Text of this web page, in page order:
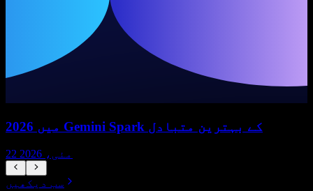
2026 میں Gemini Spark کے بہترین متبادل
22 مئی، 2026
سب دیکھیں